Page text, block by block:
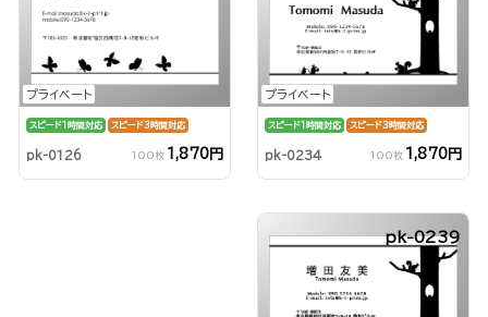
プライベート
スピード1時間対応 スピード3時間対応
pk-0126 100枚 1,870円
プライベート
スピード1時間対応 スピード3時間対応
pk-0234 100枚 1,870円
pk-0239